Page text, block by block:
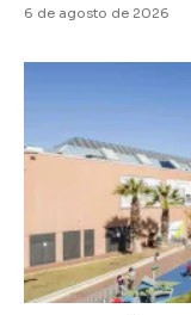
6 de agosto de 2026